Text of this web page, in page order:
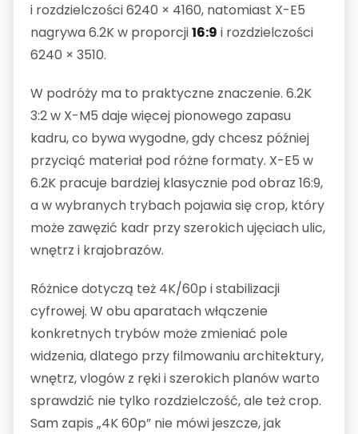
i rozdzielczości 6240 × 4160, natomiast X-E5
nagrywa 6.2K w proporcji16:9 i rozdzielczości
6240 × 3510.
W podróży ma to praktyczne znaczenie. 6.2K
3:2 w X-M5 daje więcej pionowego zapasu
kadru, co bywa wygodne, gdy chcesz później
przyciąć materiał pod różne formaty. X-E5 w
6.2K pracuje bardziej klasycznie pod obraz 16:9,
a w wybranych trybach pojawia się crop, który
może zawęzić kadr przy szerokich ujęciach ulic,
wnętrz i krajobrazów.
Różnice dotyczą też 4K/60p i stabilizacji
cyfrowej. W obu aparatach włączenie
konkretnych trybów może zmieniać pole
widzenia, dlatego przy filmowaniu architektury,
wnętrz, vlogów z ręki i szerokich planów warto
sprawdzić nie tylko rozdzielczość, ale też crop.
Sam zapis „4K 60p” nie mówi jeszcze, jak